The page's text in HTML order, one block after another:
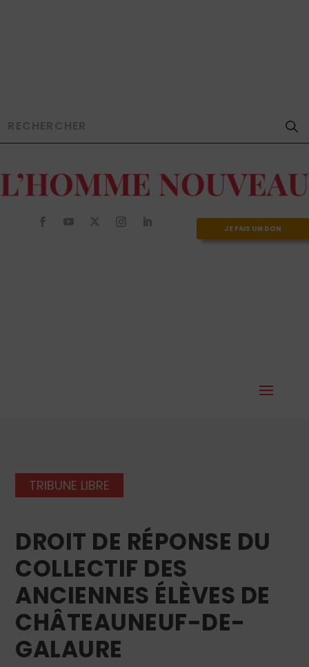
JE FAIS UN DON
TRIBUNE LIBRE
DROIT DE RÉPONSE DU
COLLECTIF DES
ANCIENNES ÉLÈVES DE
CHÂTEAUNEUF-DE-
GALAURE